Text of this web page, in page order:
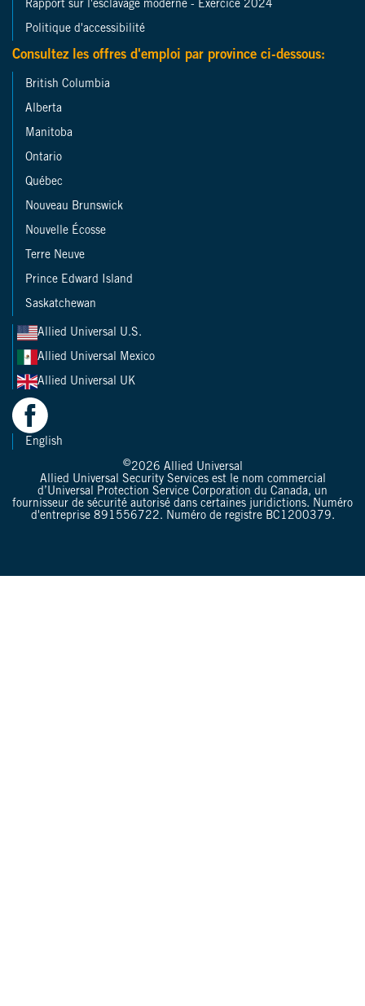
Rapport sur l'esclavage moderne - Exercice 2024
Politique d'accessibilité
Consultez les offres d'emploi par province ci-dessous:
British Columbia
Alberta
Manitoba
Ontario
Québec
Nouveau Brunswick
Nouvelle Écosse
Terre Neuve
Prince Edward Island
Saskatchewan
Allied Universal U.S.
Allied Universal Mexico
Allied Universal UK
English
©2026 Allied Universal
Allied Universal Security Services est le nom commercial
d’Universal Protection Service Corporation du Canada, un
fournisseur de sécurité autorisé dans certaines juridictions. Numéro
d'entreprise 891556722. Numéro de registre BC1200379.